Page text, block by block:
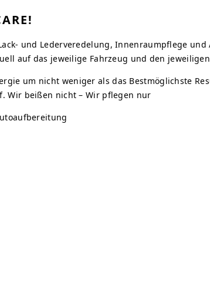
und Lederveredelung, Innenraumpflege
auf das jeweilige Fahrzeug und den
um nicht weniger als das Bestmöglichste
Wir beißen nicht – Wir pflegen nur